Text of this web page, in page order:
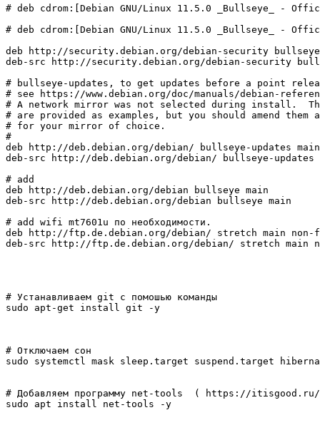
# deb cdrom:[Debian GNU/Linux 11.5.0 _Bullseye_ -
# deb cdrom:[Debian GNU/Linux 11.5.0 _Bullseye_ -
deb http://security.debian.org/debian-security
deb-src http://security.debian.org/debian-security
# bullseye-updates, to get updates before a point
# see https://www.debian.org/doc/manuals/debian-
# A network mirror was not selected during install.
# are provided as examples, but you should amend them
# for your mirror of choice.
#
deb http://deb.debian.org/debian/ bullseye-updates
deb-src http://deb.debian.org/debian/ bullseye-updates
# add
deb http://deb.debian.org/debian bullseye main
deb-src http://deb.debian.org/debian bullseye main
# add wifi mt7601u по необходимости.
deb http://ftp.de.debian.org/debian/ stretch main non-
deb-src http://ftp.de.debian.org/debian/ stretch main
# Устанавливаем git с помошью команды
sudo apt-get install git -y
# Отключаем сон
sudo systemctl mask sleep.target suspend.target
# Добавляем программу net-tools  ( https://
sudo apt install net-tools -y